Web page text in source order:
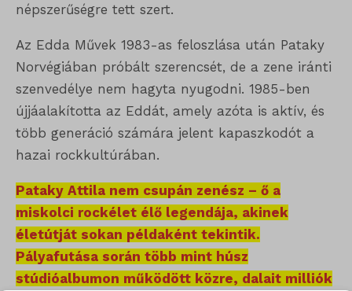
népszerűségre tett szert.
Az Edda Művek 1983-as feloszlása után Pataky
Norvégiában próbált szerencsét, de a zene iránti
szenvedélye nem hagyta nyugodni. 1985-ben
újjáalakította az Eddát, amely azóta is aktív, és
több generáció számára jelent kapaszkodót a
hazai rockkultúrában.
Pataky Attila nem csupán zenész – ő a
miskolci rockélet élő legendája, akinek
életútját sokan példaként tekintik.
Pályafutása során több mint húsz
stúdióalbumon működött közre, dalait milliók